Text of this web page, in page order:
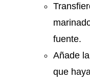
fuente.
Añade
que